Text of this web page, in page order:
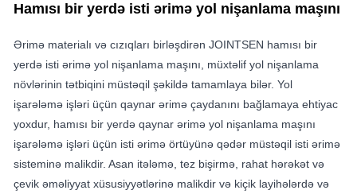
Hamısı bir yerdə isti ərimə yol nişanlama maşını
Ərimə materialı və cızıqları birləşdirən JOINTSEN hamısı bir
yerdə isti ərimə yol nişanlama maşını, müxtəlif yol nişanlama
növlərinin tətbiqini müstəqil şəkildə tamamlaya bilər. Yol
işarələmə işləri üçün qaynar ərimə çaydanını bağlamaya ehtiyac
yoxdur, hamısı bir yerdə qaynar ərimə yol nişanlama maşını
işarələmə işləri üçün isti ərimə örtüyünə qədər müstəqil isti ərimə
sisteminə malikdir. Asan itələmə, tez bişirmə, rahat hərəkət və
çevik əməliyyat xüsusiyyətlərinə malikdir və kiçik layihələrdə və